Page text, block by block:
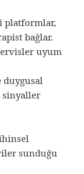
platformlar,
bağlar.
uyum
duygusal
sinyaller
sunduğu